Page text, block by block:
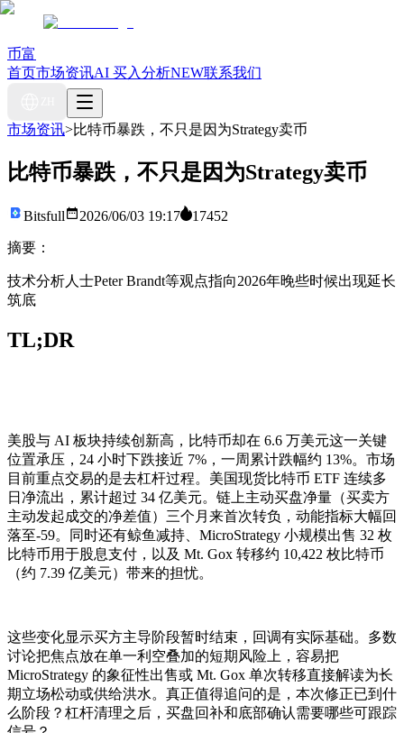
币富
首页市场资讯AI 买入分析NEW联系我们
市场资讯>比特币暴跌，不只是因为Strategy卖币
比特币暴跌，不只是因为Strategy卖币
Bitsfull 2026/06/03 19:17 17452
摘要：
技术分析人士Peter Brandt等观点指向2026年晚些时候出现延长
筑底
TL;DR
美股与 AI 板块持续创新高，比特币却在 6.6 万美元这一关键
位置承压，24 小时下跌接近 7%，一周累计跌幅约 13%。市场
目前重点交易的是去杠杆过程。美国现货比特币 ETF 连续多
日净流出，累计超过 34 亿美元。链上主动买盘净量（买卖方
主动发起成交的净差值）三个月来首次转负，动能指标大幅回
落至-59。同时还有鲸鱼减持、MicroStrategy 小规模出售 32 枚
比特币用于股息支付，以及 Mt. Gox 转移约 10,422 枚比特币
（约 7.39 亿美元）带来的担忧。
这些变化显示买方主导阶段暂时结束，回调有实际基础。多数
讨论把焦点放在单一利空叠加的短期风险上，容易把
MicroStrategy 的象征性出售或 Mt. Gox 单次转移直接解读为长
期立场松动或供给洪水。真正值得追问的是，本次修正已到什
么阶段？杠杆清理之后，买盘回补和底部确认需要哪些可跟踪